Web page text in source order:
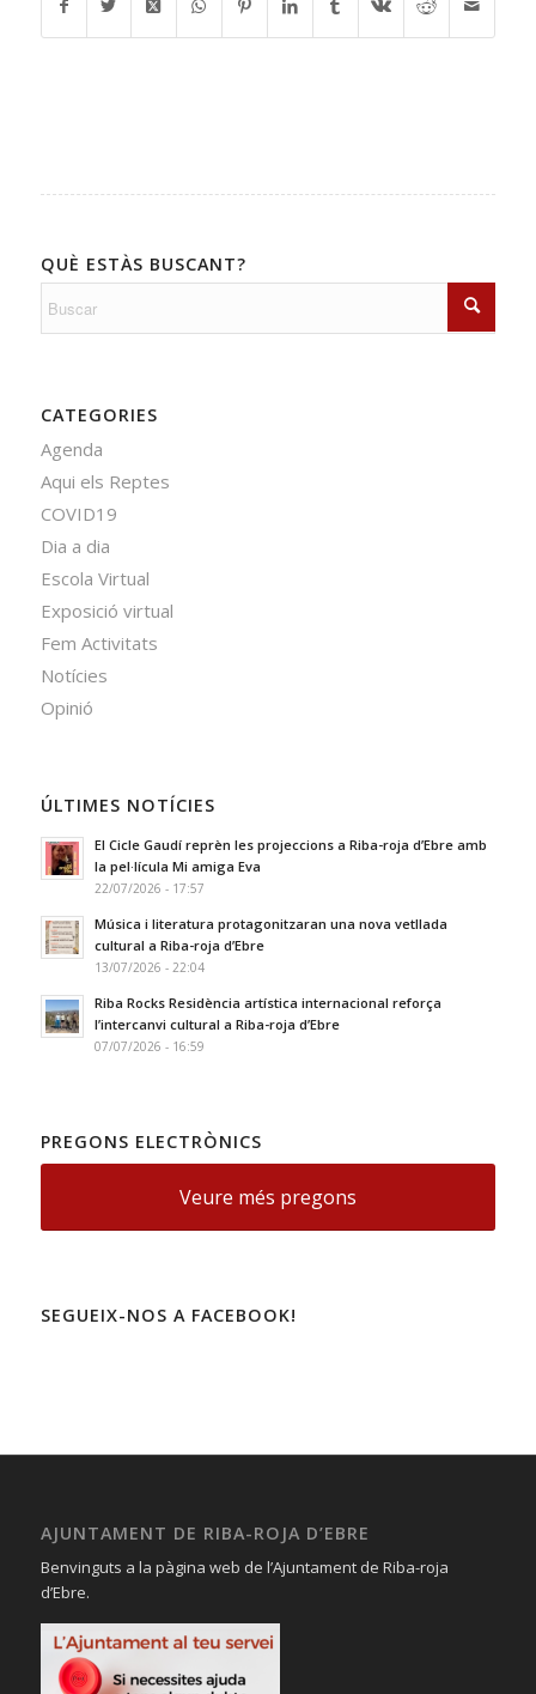
QUÈ ESTÀS BUSCANT?
CATEGORIES
Agenda
Aqui els Reptes
COVID19
Dia a dia
Escola Virtual
Exposició virtual
Fem Activitats
Notícies
Opinió
ÚLTIMES NOTÍCIES
El Cicle Gaudí reprèn les projeccions a Riba-roja d’Ebre amb
la pel·lícula Mi amiga Eva
22/07/2026 - 17:57
Música i literatura protagonitzaran una nova vetllada
cultural a Riba-roja d’Ebre
13/07/2026 - 22:04
Riba Rocks Residència artística internacional reforça
l’intercanvi cultural a Riba-roja d’Ebre
07/07/2026 - 16:59
PREGONS ELECTRÒNICS
Veure més pregons
SEGUEIX-NOS A FACEBOOK!
AJUNTAMENT DE RIBA-ROJA D’EBRE
Benvinguts a la pàgina web de l’Ajuntament de Riba-roja
d’Ebre.